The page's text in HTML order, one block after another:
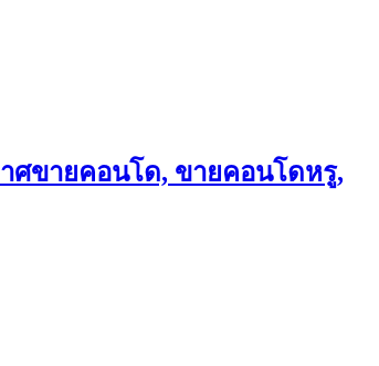
ศขายคอนโด, ขายคอนโดหรู,